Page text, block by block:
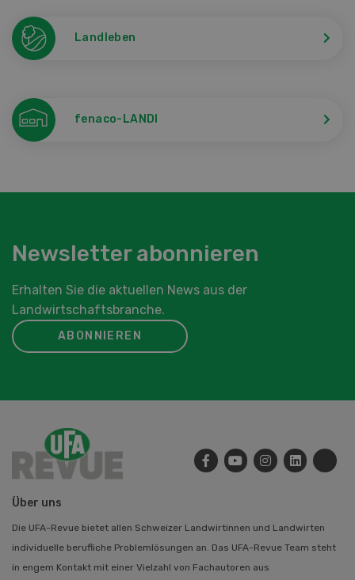
Landleben
fenaco-LANDI
Newsletter abonnieren
Erhalten Sie die aktuellen News aus der
Landwirtschaftsbranche.
ABONNIEREN
Über uns
Die UFA-Revue bietet allen Schweizer Landwirtinnen und Landwirten
individuelle berufliche Problemlösungen an. Das UFA-Revue Team steht
in engem Kontakt mit einer Vielzahl von Fachautoren aus